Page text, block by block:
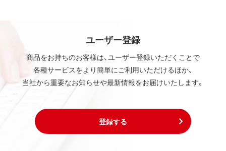
ユーザー登録
商品をお持ちのお客様は、ユーザー登録いただくことで
各種サービスをより簡単にご利用いただけるほか、
当社から重要なお知らせや最新情報をお届けいたします。
登録する